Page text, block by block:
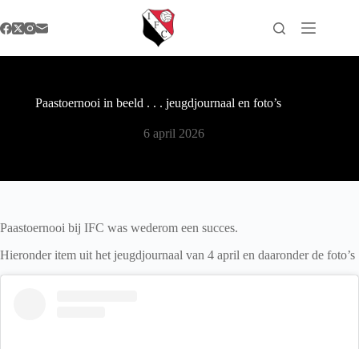
naar
de
Paastoernooi in beeld . . . jeugdjournaal en foto’s
6 april 2026
Paastoernooi bij IFC was wederom een succes.
Hieronder item uit het jeugdjournaal van 4 april en daaronder de foto’s